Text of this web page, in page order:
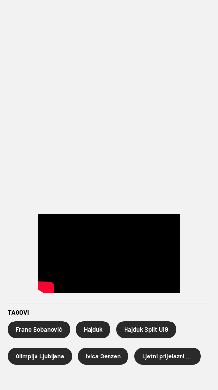
TAGOVI
Frane Bobanović Hajduk Hajduk Split U19
Olimpija Ljubljana Ivica Senzen